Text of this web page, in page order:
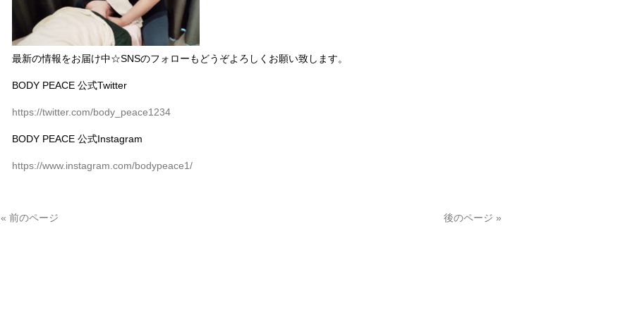
最新の情報をお届け中☆SNSのフォローもどうぞよろしくお願い致します。
BODY PEACE 公式Twitter
https://twitter.com/body_peace1234
BODY PEACE 公式Instagram
https://www.instagram.com/bodypeace1/
« 前のページ 後のページ »